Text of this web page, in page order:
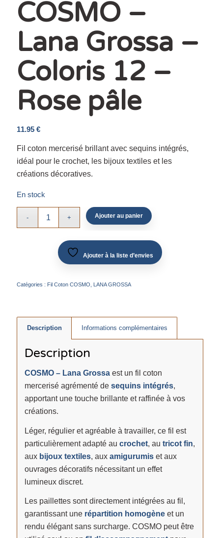
COSMO –
Lana Grossa –
Coloris 12 –
Rose pâle
11.95 €
Fil coton mercerisé brillant avec sequins intégrés,
idéal pour le crochet, les bijoux textiles et les
créations décoratives.
En stock
Ajouter au panier
Ajouter à la liste d’envies
Catégories : Fil Coton COSMO, LANA GROSSA
Description Informations complémentaires
Description
COSMO – Lana Grossaest un fil coton
mercerisé agrémenté de sequins intégrés,
apportant une touche brillante et raffinée à vos
créations.
Léger, régulier et agréable à travailler, ce fil est
particulièrement adapté au crochet, au tricot fin,
aux bijoux textiles, aux amigurumiset aux
ouvrages décoratifs nécessitant un effet
lumineux discret.
Les paillettes sont directement intégrées au fil,
garantissant une répartition homogèneet un
rendu élégant sans surcharge. COSMO peut être